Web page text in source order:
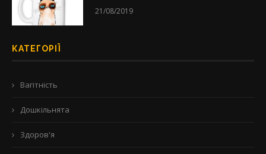
21/08/2019
КАТЕГОРІЇ
Вагітність
Дошкільнята
Здоров'я